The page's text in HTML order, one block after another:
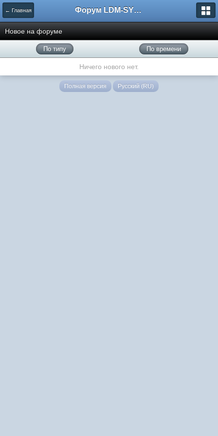
← Главная Форум LDM-SYSTEMS
Новое на форуме
По типу По времени
Ничего нового нет.
Полная версия Русский (RU)